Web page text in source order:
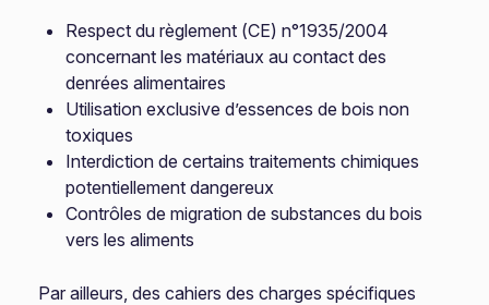
Respect du règlement (CE) n°1935/2004
concernant les matériaux au contact des
denrées alimentaires
Utilisation exclusive d’essences de bois non
toxiques
Interdiction de certains traitements chimiques
potentiellement dangereux
Contrôles de migration de substances du bois
vers les aliments
Par ailleurs, des cahiers des charges spécifiques